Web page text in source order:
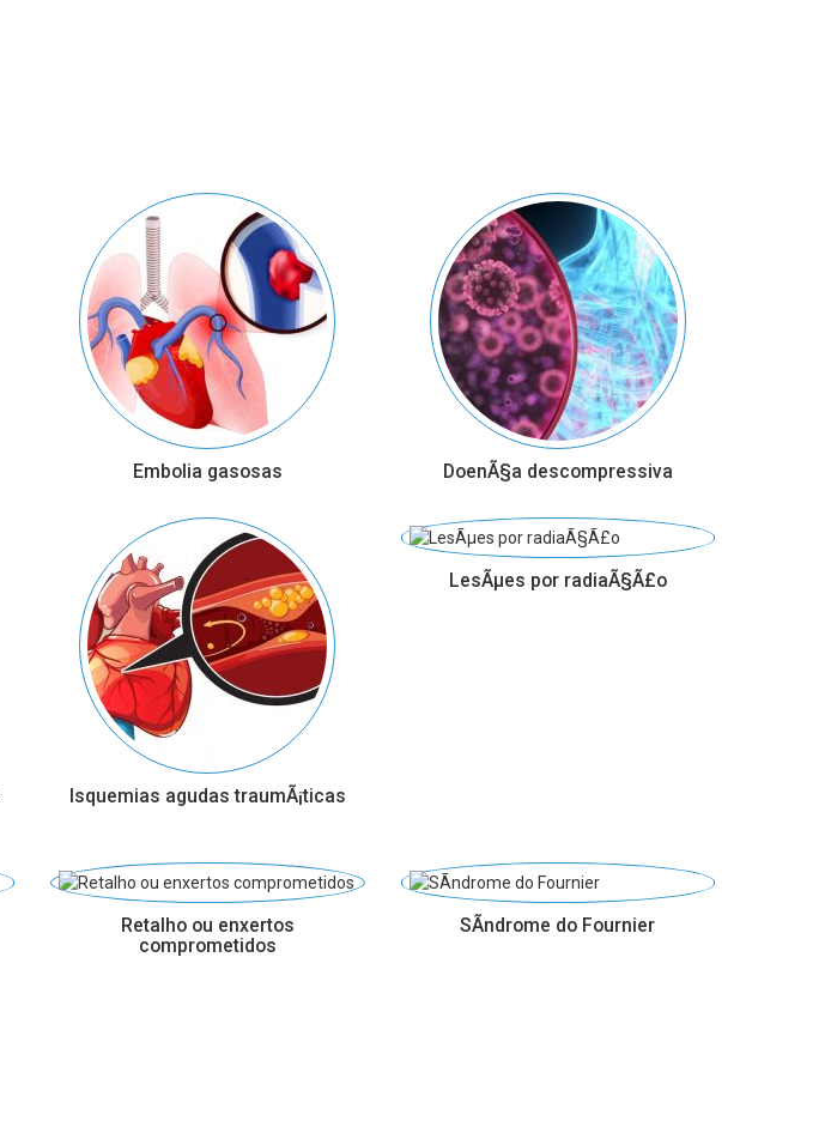
Embolia gasosas DoenÃ§a descompressiva
Isquemias agudas traumÃ¡ticas
LesÃµes por radiaÃ§Ã£o
Retalho ou enxertos
comprometidos
SÃ­ndrome do Fournier